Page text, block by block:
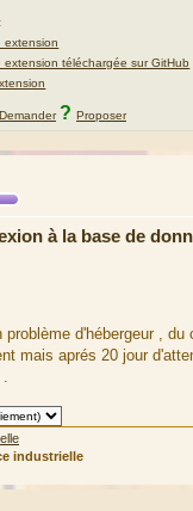
extension
extension téléchargée sur GitHub
Demander ? Proposer
à la base de
d'hébergeur , du
mais aprés 20 jour
industrielle